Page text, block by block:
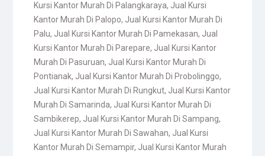
Kursi Kantor Murah Di Palangkaraya, Jual Kursi
Kantor Murah Di Palopo, Jual Kursi Kantor Murah Di
Palu, Jual Kursi Kantor Murah Di Pamekasan, Jual
Kursi Kantor Murah Di Parepare, Jual Kursi Kantor
Murah Di Pasuruan, Jual Kursi Kantor Murah Di
Pontianak, Jual Kursi Kantor Murah Di Probolinggo,
Jual Kursi Kantor Murah Di Rungkut, Jual Kursi Kantor
Murah Di Samarinda, Jual Kursi Kantor Murah Di
Sambikerep, Jual Kursi Kantor Murah Di Sampang,
Jual Kursi Kantor Murah Di Sawahan, Jual Kursi
Kantor Murah Di Semampir, Jual Kursi Kantor Murah